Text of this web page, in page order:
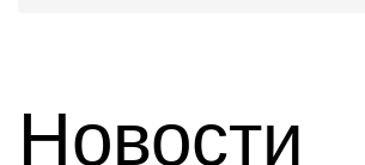
Новости